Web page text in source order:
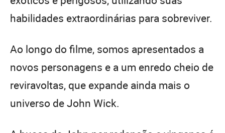
habilidades extraordinárias para sobreviver.
Ao longo do filme, somos apresentados a
novos personagens e a um enredo cheio de
reviravoltas, que expande ainda mais o
universo de John Wick.